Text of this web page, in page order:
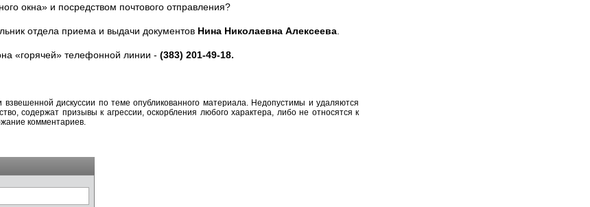
окна» и посредством почтового отправления?
отдела приема и выдачи документов Нина Николаевна Алексеева
«горячей» телефонной линии - (383) 201-49-18.
взвешенной дискуссии по теме опубликованного материала. Недопустимы и удаляются
содержат призывы к агрессии, оскорбления любого характера, либо не относятся к
комментариев.